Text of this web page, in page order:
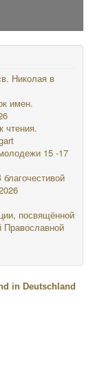
Николая в
имен.
чтения.
15 -17
посвящённой
Православной
in Deutschland